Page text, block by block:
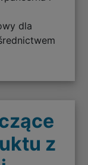
dla
z